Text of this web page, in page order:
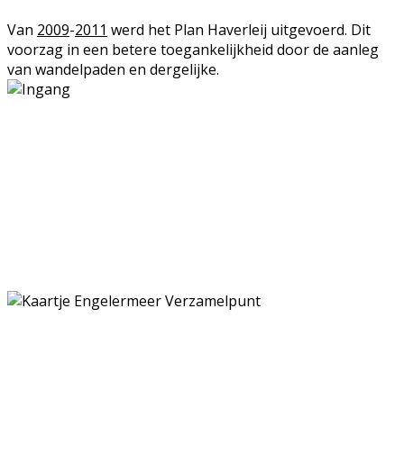
Van 2009-2011 werd het Plan Haverleij uitgevoerd. Dit
voorzag in een betere toegankelijkheid door de aanleg
van wandelpaden en dergelijke.